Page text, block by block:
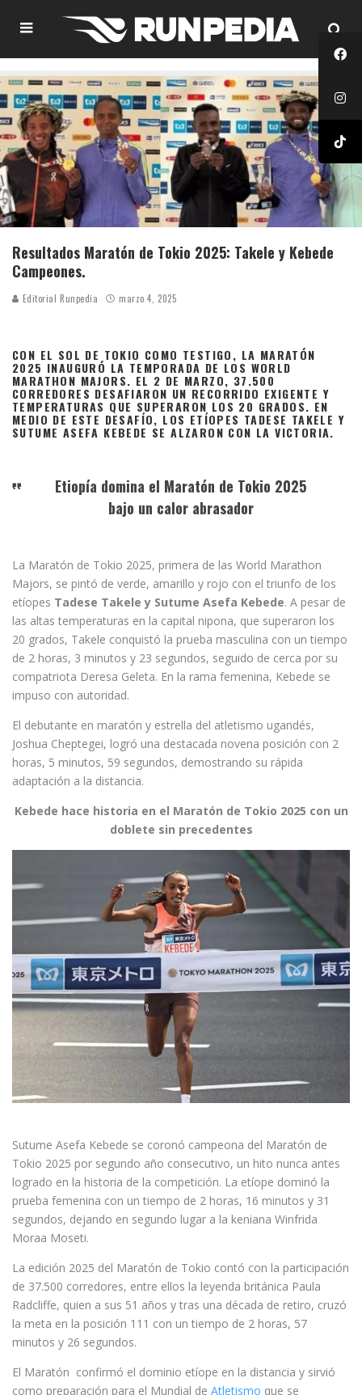
Resultados Maratón de Tokio 2025: Takele y Kebede
Campeones.
Editorial Runpedia marzo 4, 2025
CON EL SOL DE TOKIO COMO TESTIGO, LA MARATÓN
2025 INAUGURÓ LA TEMPORADA DE LOS WORLD
MARATHON MAJORS. EL 2 DE MARZO, 37.500
CORREDORES DESAFIARON UN RECORRIDO EXIGENTE Y
TEMPERATURAS QUE SUPERARON LOS 20 GRADOS. EN
MEDIO DE ESTE DESAFÍO, LOS ETÍOPES TADESE TAKELE Y
SUTUME ASEFA KEBEDE SE ALZARON CON LA VICTORIA.
Etiopía domina el Maratón de Tokio 2025
bajo un calor abrasador
La Maratón de Tokio 2025, primera de las World Marathon
Majors, se pintó de verde, amarillo y rojo con el triunfo de los
etíopes Tadese Takele y Sutume Asefa Kebede. A pesar de
las altas temperaturas en la capital nipona, que superaron los
20 grados, Takele conquistó la prueba masculina con un tiempo
de 2 horas, 3 minutos y 23 segundos, seguido de cerca por su
compatriota Deresa Geleta. En la rama femenina, Kebede se
impuso con autoridad.
El debutante en maratón y estrella del atletismo ugandés,
Joshua Cheptegei, logró una destacada novena posición con 2
horas, 5 minutos, 59 segundos, demostrando su rápida
adaptación a la distancia.
Kebede hace historia en el Maratón de Tokio 2025 con un
doblete sin precedentes
Sutume Asefa Kebede se coronó campeona del Maratón de
Tokio 2025 por segundo año consecutivo, un hito nunca antes
logrado en la historia de la competición. La etíope dominó la
prueba femenina con un tiempo de 2 horas, 16 minutos y 31
segundos, dejando en segundo lugar a la keniana Winfrida
Moraa Moseti.
La edición 2025 del Maratón de Tokio contó con la participación
de 37.500 corredores, entre ellos la leyenda británica Paula
Radcliffe, quien a sus 51 años y tras una década de retiro, cruzó
la meta en la posición 111 con un tiempo de 2 horas, 57
minutos y 26 segundos.
El Maratón confirmó el dominio etíope en la distancia y sirvió
como preparación para el Mundial de Atletismo que se